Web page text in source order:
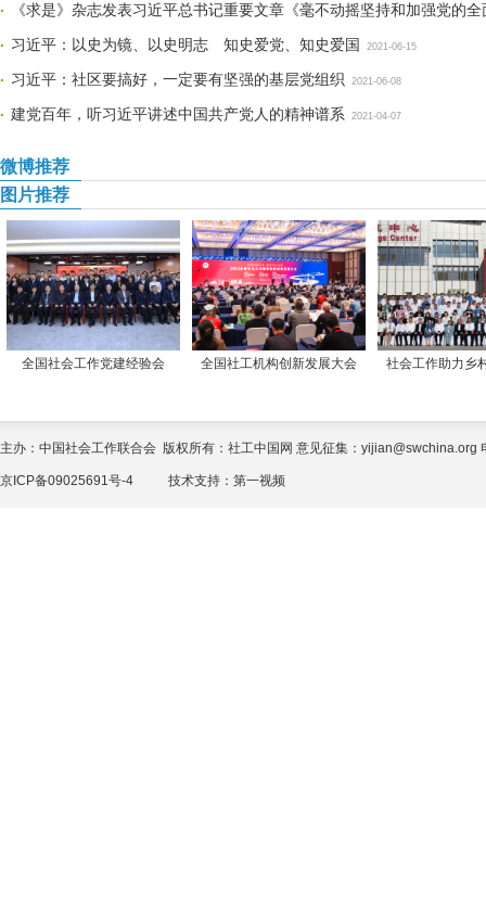
《求是》杂志发表习近平总书记重要文章《毫不动摇坚持和加强党的
习近平：以史为镜、以史明志 知史爱党、知史爱国
2021-06-15
习近平：社区要搞好，一定要有坚强的基层党组织 2021-06-08
建党百年，听习近平讲述中国共产党人的精神谱系 2021-04-07
微博推荐
图片推荐
全国社会工作党建经验会 全国社工机构创新发展大会 社会工作助力乡
主办：中国社会工作联合会 版权所有：社工中国网 意见征集：yijian@swchina.org
京ICP备09025691号-4 技术支持： 第一视频